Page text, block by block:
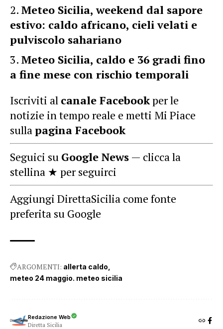
Meteo Sicilia, weekend dal sapore
estivo: caldo africano, cieli velati e
pulviscolo sahariano
Meteo Sicilia, caldo e 36 gradi fino
a fine mese con rischio temporali
Iscriviti al canale Facebookper le
notizie in tempo reale e metti Mi Piace
sullapagina Facebook
Seguici su Google News — clicca la
stellina ★ per seguirci
Aggiungi DirettaSicilia come fonte
preferita su Google
ARGOMENTI: allerta caldo
meteo 24 maggio. meteo sicilia
Redazione Web
Diretta Sicilia